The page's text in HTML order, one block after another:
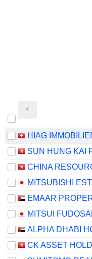
EMAAR
ALPHA DHABI